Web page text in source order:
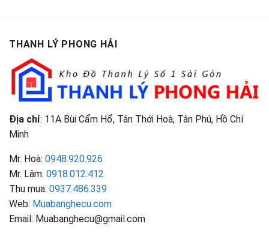
THANH LÝ PHONG HẢI
Địa chỉ: 11A Bùi Cẩm Hổ, Tân Thới Hoà, Tân Phú, Hồ Chí
Minh
Mr. Hoà: 0948.920.926
Mr. Lâm: 0918.012.412
Thu mua: 0937.486.339
Web: Muabanghecu.com
Email: Muabanghecu@gmail.com